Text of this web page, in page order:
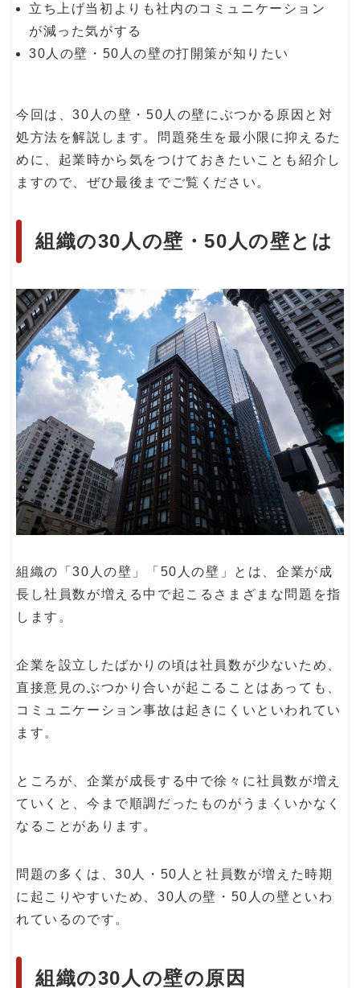
立ち上げ当初よりも社内のコミュニケーション
が減った気がする
30人の壁・50人の壁の打開策が知りたい
今回は、30人の壁・50人の壁にぶつかる原因と対
処方法を解説します。問題発生を最小限に抑えるた
めに、起業時から気をつけておきたいことも紹介し
ますので、ぜひ最後までご覧ください。
組織の30人の壁・50人の壁とは
組織の「30人の壁」「50人の壁」とは、企業が成
長し社員数が増える中で起こるさまざまな問題を指
します。
企業を設立したばかりの頃は社員数が少ないため、
直接意見のぶつかり合いが起こることはあっても、
コミュニケーション事故は起きにくいといわれてい
ます。
ところが、企業が成長する中で徐々に社員数が増え
ていくと、今まで順調だったものがうまくいかなく
なることがあります。
問題の多くは、30人・50人と社員数が増えた時期
に起こりやすいため、30人の壁・50人の壁といわ
れているのです。
組織の30人の壁の原因